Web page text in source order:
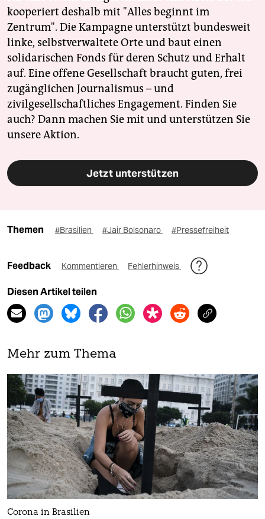
kooperiert deshalb mit "Alles beginnt im
Zentrum". Die Kampagne unterstützt bundesweit
linke, selbstverwaltete Orte und baut einen
solidarischen Fonds für deren Schutz und Erhalt
auf. Eine offene Gesellschaft braucht guten, frei
zugänglichen Journalismus – und
zivilgesellschaftliches Engagement. Finden Sie
auch? Dann machen Sie mit und unterstützen Sie
unsere Aktion.
Jetzt unterstützen
Themen #Brasilien #Jair Bolsonaro #Pressefreiheit
Feedback Kommentieren Fehlerhinweis
Diesen Artikel teilen
Mehr zum Thema
Corona in Brasilien